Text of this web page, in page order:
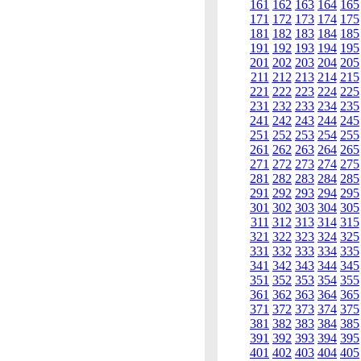
161 162 163 164 165
171 172 173 174 175
181 182 183 184 185
191 192 193 194 195
201 202 203 204 205
211 212 213 214 215
221 222 223 224 225
231 232 233 234 235
241 242 243 244 245
251 252 253 254 255
261 262 263 264 265
271 272 273 274 275
281 282 283 284 285
291 292 293 294 295
301 302 303 304 305
311 312 313 314 315
321 322 323 324 325
331 332 333 334 335
341 342 343 344 345
351 352 353 354 355
361 362 363 364 365
371 372 373 374 375
381 382 383 384 385
391 392 393 394 395
401 402 403 404 405